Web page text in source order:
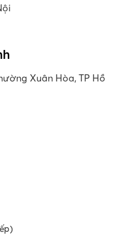
Xuân Hòa, TP Hồ